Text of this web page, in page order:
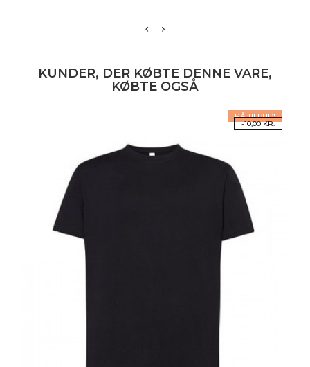
KUNDER, DER KØBTE DENNE VARE,
KØBTE OGSÅ
PÅ TILBUD!
-10,00 KR.